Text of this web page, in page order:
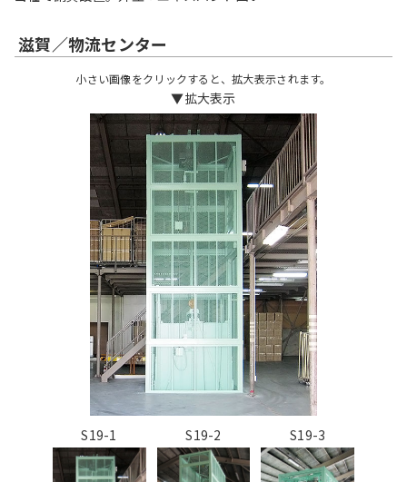
滋賀／物流センター
小さい画像をクリックすると、拡大表示されます。
▼拡大表示
S19-1 S19-2 S19-3